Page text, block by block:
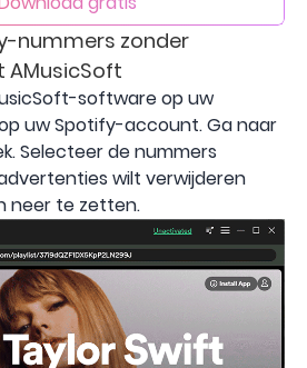
nummers zonder
software op uw
uw Spotify-account. Ga naar
Selecteer de nummers
wilt verwijderen
neer te zetten.